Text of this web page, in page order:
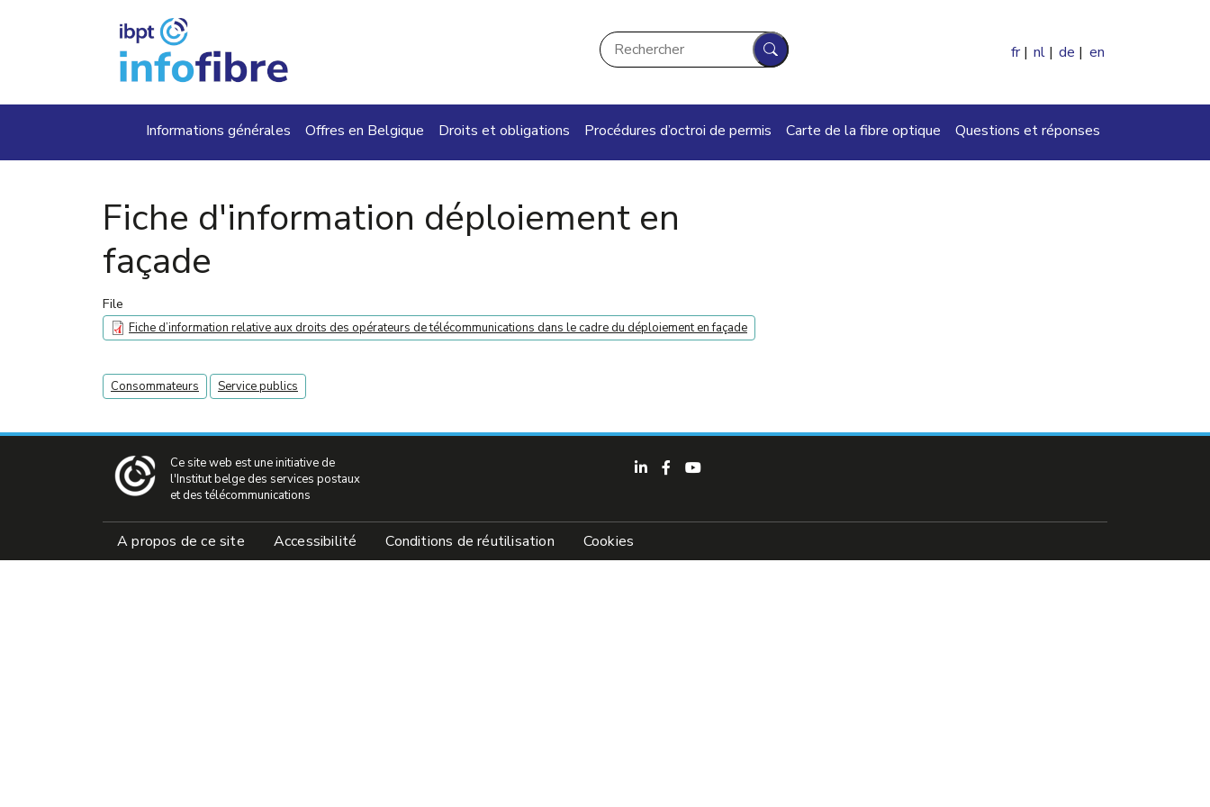
Rechercher
Rechercher
fr nl de en
Main navigation
Informations générales Offres en Belgique Droits et obligations Procédures d’octroi de permis Carte de la fibre optique Questions et réponses
Fiche d'information déploiement en
façade
File
Fiche d’information relative aux droits des opérateurs de télécommunications dans le cadre du déploiement en façade
Target audience
Consommateurs Service publics
Ce site web est une initiative de
l'Institut belge des services postaux
et des télécommunications
Pied de page
A propos de ce site Accessibilité Conditions de réutilisation Cookies